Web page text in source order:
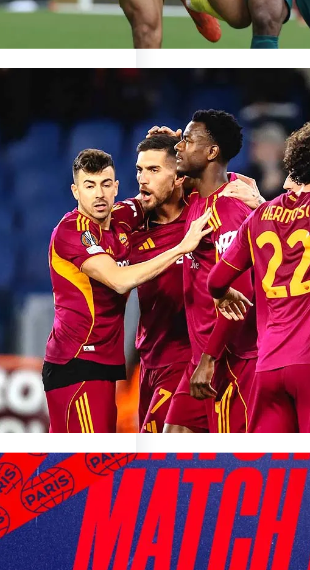
Le Passionnant Match de
l’AS Roma: Une Expérience
Inoubliable
Article sur le Match AS Roma Le
Passionnant Monde du…